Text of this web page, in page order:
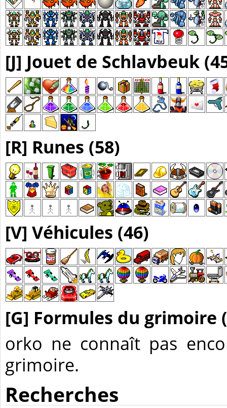
[J] Jouet de Schlavbeuk
[R] Runes (58)
[V] Véhicules (46)
[G] Formules du grimoire
orko ne connaît pas
grimoire.
Recherches